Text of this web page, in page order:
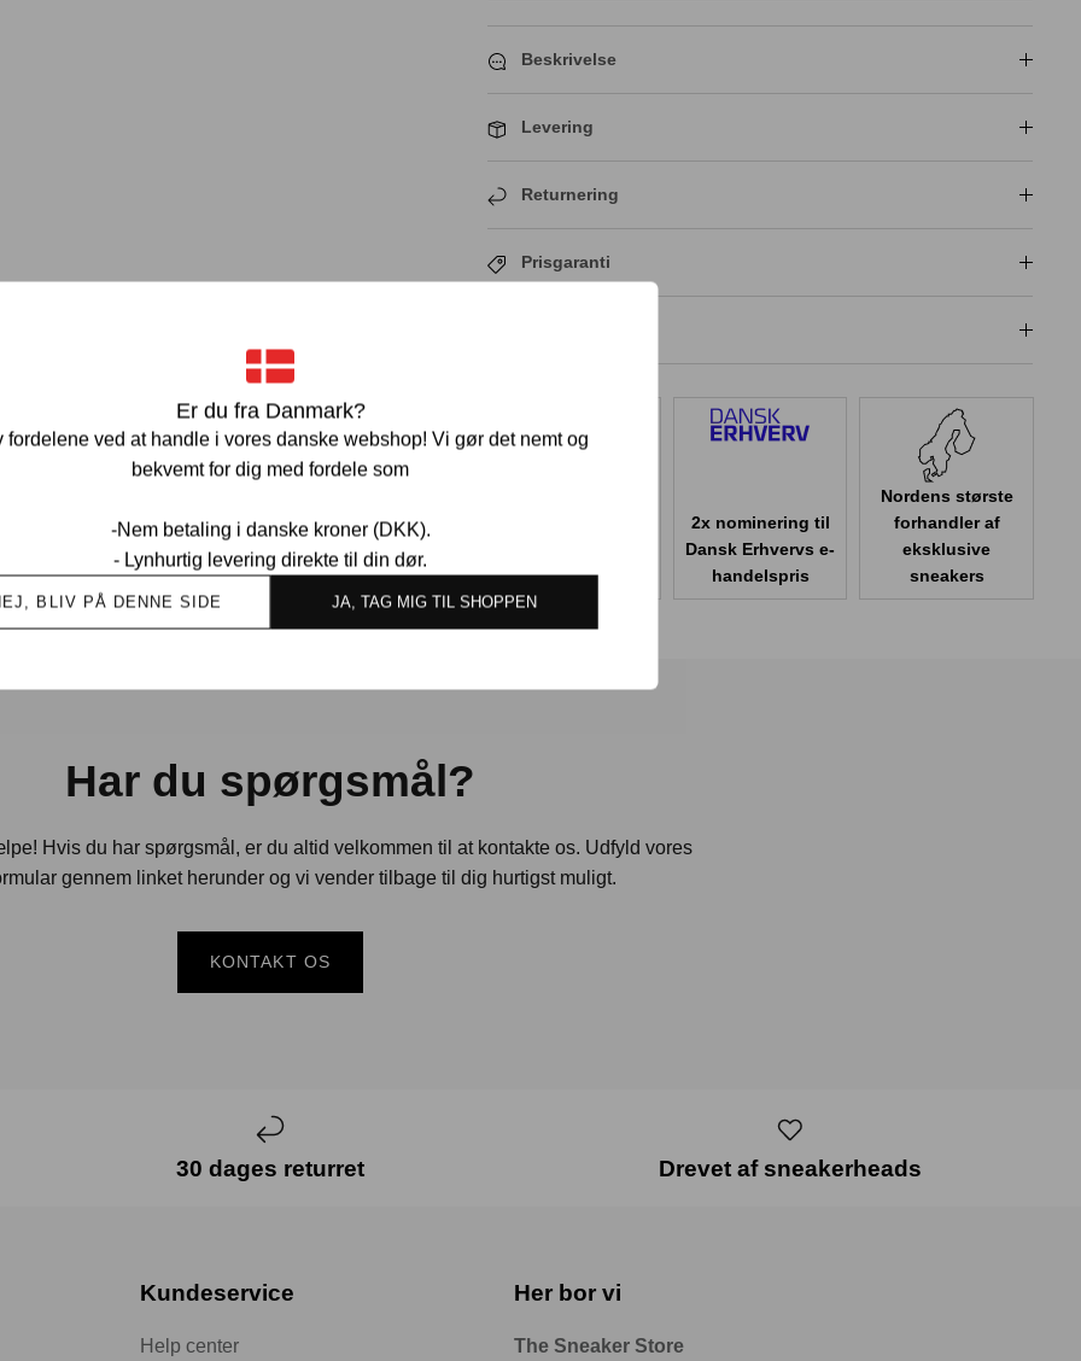
Er du fra Danmark?
fordelene ved at handle i vores danske webshop! Vi gør det nemt og
bekvemt for dig med fordele som
-Nem betaling i danske kroner (DKK).
- Lynhurtig levering direkte til din dør.
BLIV PÅ DENNE SIDE JA, TAG MIG TIL SHOPPEN
Beskrivelse
Levering
Returnering
Prisgaranti
kunder i Danmark
2x nominering til
Dansk Erhvervs e-
handelspris
Nordens største
forhandler af
eksklusive
sneakers
Har du spørgsmål?
Hvis du har spørgsmål, er du altid velkommen til at kontakte os. Udfyld vores
gennem linket herunder og vi vender tilbage til dig hurtigst muligt.
KONTAKT OS
30 dages returret Drevet af sneakerheads
Kundeservice
Help center
Her bor vi
The Sneaker Store